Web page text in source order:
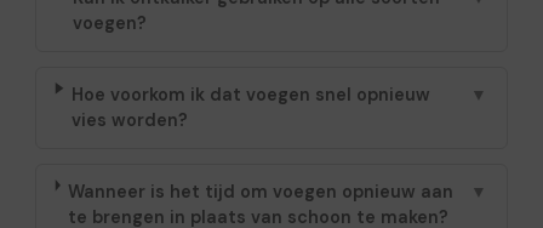
voegen?
Hoe voorkom ik dat voegen snel opnieuw
vies worden?
▼
Wanneer is het tijd om voegen opnieuw aan
te brengen in plaats van schoon te maken?
▼